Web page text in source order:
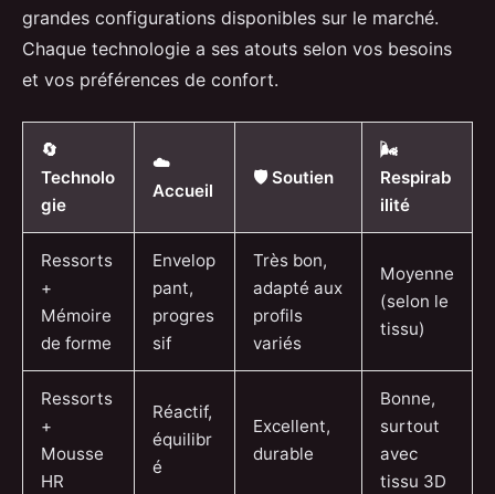
grandes configurations disponibles sur le marché.
Chaque technologie a ses atouts selon vos besoins
et vos préférences de confort.
🔄
Technolo
gie
☁️
Accueil
🛡️ Soutien
🌬️
Respirab
ilité
Ressorts
+
Mémoire
de forme
Envelop
pant,
progres
sif
Très bon,
adapté aux
profils
variés
Moyenne
(selon le
tissu)
Ressorts
+
Mousse
HR
Réactif,
équilibr
é
Excellent,
durable
Bonne,
surtout
avec
tissu 3D